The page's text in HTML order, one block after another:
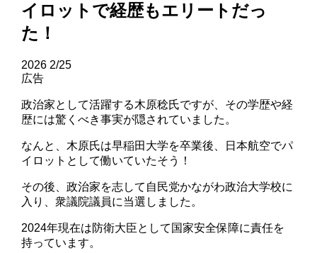
イロットで経歴もエリートだっ
た！
2026 2/25
広告
政治家として活躍する木原稔氏ですが、その学歴や経
歴には驚くべき事実が隠されていました。
なんと、木原氏は早稲田大学を卒業後、日本航空でパ
イロットとして働いていたそう！
その後、政治家を志して自民党かながわ政治大学校に
入り、衆議院議員に当選しました。
2024年現在は防衛大臣として国家安全保障に責任を
持っています。